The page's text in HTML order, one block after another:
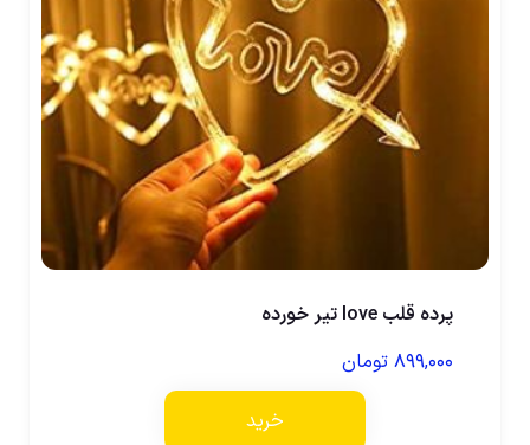
پرده قلب love تیر خورده
۸۹۹,۰۰۰ تومان
خرید